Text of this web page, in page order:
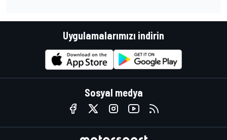
Uygulamalarımızı indirin
Sosyal medya